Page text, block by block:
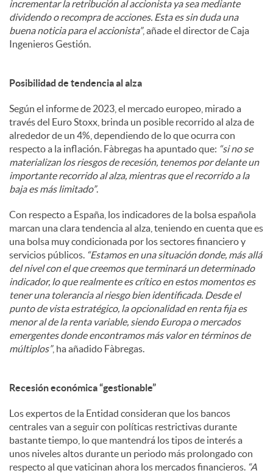
incrementar la retribución al accionista ya sea mediante
dividendo o recompra de acciones. Esta es sin duda una
buena noticia para el accionista”, añade el director de Caja
Ingenieros Gestión.
Posibilidad de tendencia al alza
Según el informe de 2023, el mercado europeo, mirado a
través del Euro Stoxx, brinda un posible recorrido al alza de
alrededor de un 4%, dependiendo de lo que ocurra con
respecto a la inflación. Fàbregas ha apuntado que: “si no se
materializan los riesgos de recesión, tenemos por delante un
importante recorrido al alza, mientras que el recorrido a la
baja es más limitado”.
Con respecto a España, los indicadores de la bolsa española
marcan una clara tendencia al alza, teniendo en cuenta que es
una bolsa muy condicionada por los sectores financiero y
servicios públicos. “Estamos en una situación donde, más allá
del nivel con el que creemos que terminará un determinado
indicador, lo que realmente es crítico en estos momentos es
tener una tolerancia al riesgo bien identificada. Desde el
punto de vista estratégico, la opcionalidad en renta fija es
menor al de la renta variable, siendo Europa o mercados
emergentes donde encontramos más valor en términos de
múltiplos”, ha añadido Fàbregas.
Recesión económica “gestionable”
Los expertos de la Entidad consideran que los bancos
centrales van a seguir con políticas restrictivas durante
bastante tiempo, lo que mantendrá los tipos de interés a
unos niveles altos durante un periodo más prolongado con
respecto al que vaticinan ahora los mercados financieros. “A